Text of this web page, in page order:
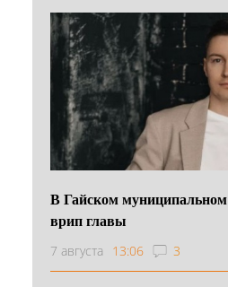
В Гайском муниципальном
врип главы
7 августа 13:06 3